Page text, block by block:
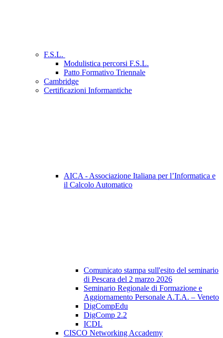
F.S.L.
Modulistica percorsi F.S.L.
Patto Formativo Triennale
Cambridge
Certificazioni Informantiche
AICA - Associazione Italiana per l’Informatica e
il Calcolo Automatico
Comunicato stampa sull'esito del seminario
di Pescara del 2 marzo 2026
Seminario Regionale di Formazione e
Aggiornamento Personale A.T.A. – Veneto
DigCompEdu
DigComp 2.2
ICDL
CISCO Networking Accademy